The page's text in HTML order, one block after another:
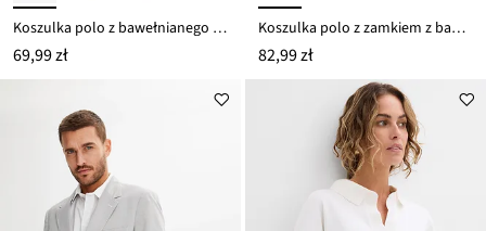
Koszulka polo z bawełnianego dżerseju
69,99 zł
Koszulka polo z zamkiem z bawełnianej piki
82,99 zł